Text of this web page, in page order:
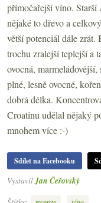
přímočařejší víno. Starší
nějaké to dřevo a
větší potenciál dále zrát.
trochu zralejší teplejší a
ovocná,
plné, lesně ovocné,
dobrá délka.
Croatinu udělal nějaký
mnohem více :-)
Sdílet na Facebooku
Vystavil Jan Čeřovský